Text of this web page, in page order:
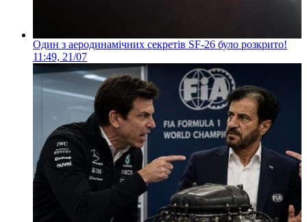
Один з аеродинамічних секретів SF-26 було розкрито!
11:49, 21/07